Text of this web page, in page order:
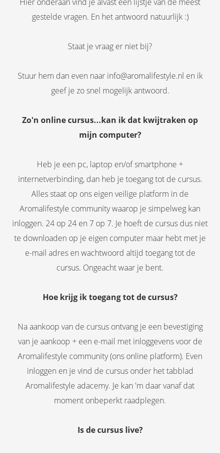
gestelde vragen. En het antwoord natuurlijk :)
Staat je vraag er niet bij?
Stuur hem dan even naar info@aromalifestyle.nl en ik
geef je zo snel mogelijk antwoord.
Zo'n online cursus...kan ik dat kwijtraken op
mijn computer?
Heb je een pc, laptop en/of smartphone +
internetverbinding, dan heb je toegang tot de cursus.
Alles staat op ons eigen veilige platform in de
Aromalifestyle community waarop je simpelweg kan
inloggen. 24 op 24 en 7 op 7. Je hoeft de cursus dus niet
te downloaden op je eigen computer maar hebt met je
e-mail adres en wachtwoord altijd toegang tot de
cursus. Ongeacht waar je bent.
Hoe krijg ik toegang tot de cursus?
Na aankoop van de cursus ontvang je een bevestiging
van je aankoop + een e-mail met inloggevens voor de
Aromalifestyle community (ons online platform). Even
inloggen en je vind de cursus onder het tabblad
Aromalifestyle adacemy. Je kan 'm daar vanaf dat
moment onbeperkt raadplegen.
Is de cursus live?